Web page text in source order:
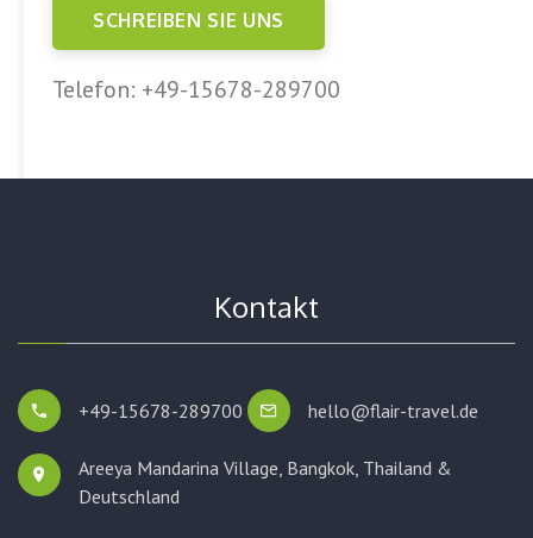
SCHREIBEN SIE UNS
Telefon: +49-15678-289700
Kontakt
+49-15678-289700 hello@flair-travel.de
Areeya Mandarina Village, Bangkok, Thailand &
Deutschland